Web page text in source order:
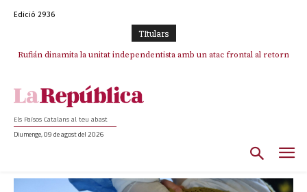
Edició 2936
TItulars
Rufián dinamita la unitat independentista amb un atac frontal al retorn
Puigdemont reivindica la transparència del seu retorn i manté el pols
Els Països Catalans al teu abast
Diumenge, 09 de agost del 2026